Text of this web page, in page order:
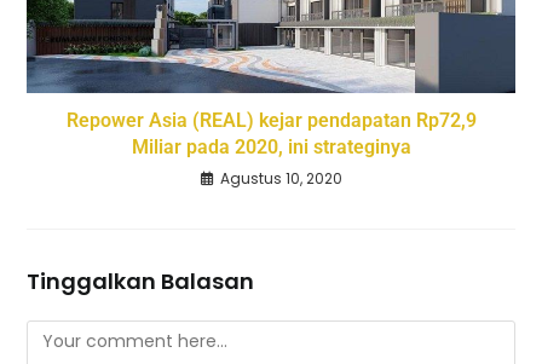
Repower Asia (REAL) kejar pendapatan Rp72,9
Miliar pada 2020, ini strateginya
Agustus 10, 2020
Tinggalkan Balasan